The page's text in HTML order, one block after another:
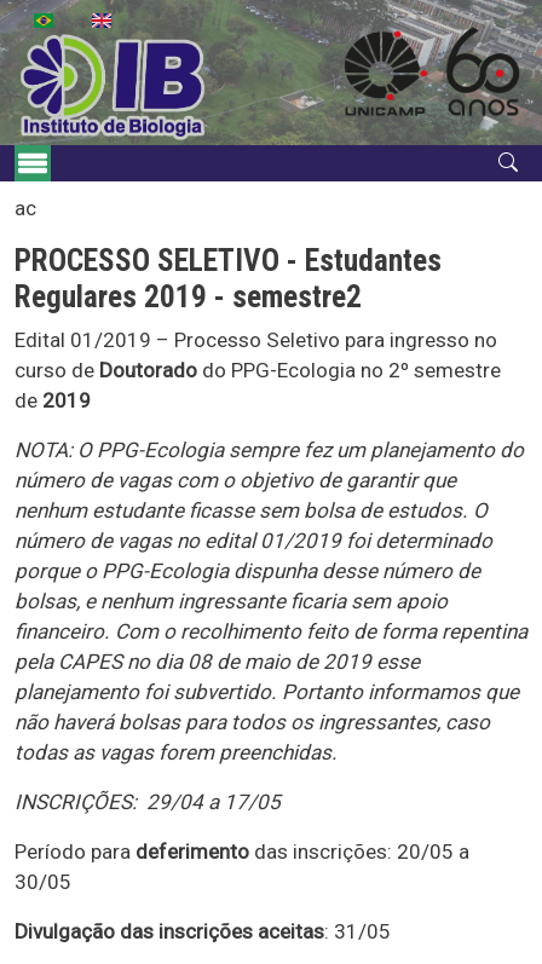
Pular para o conteúdo principal
Navegação principal
ac
PROCESSO SELETIVO - Estudantes
Regulares 2019 - semestre2
Edital 01/2019 – Processo Seletivo para ingresso no
curso de Doutorado do PPG-Ecologia no 2º semestre
de 2019
NOTA: O PPG-Ecologia sempre fez um planejamento do
número de vagas com o objetivo de garantir que
nenhum estudante ficasse sem bolsa de estudos. O
número de vagas no edital 01/2019 foi determinado
porque o PPG-Ecologia dispunha desse número de
bolsas, e nenhum ingressante ficaria sem apoio
financeiro. Com o recolhimento feito de forma repentina
pela CAPES no dia 08 de maio de 2019 esse
planejamento foi subvertido. Portanto informamos que
não haverá bolsas para todos os ingressantes, caso
todas as vagas forem preenchidas.
INSCRIÇÕES: 29/04 a 17/05
Período para deferimento das inscrições: 20/05 a
30/05
Divulgação das inscrições aceitas: 31/05